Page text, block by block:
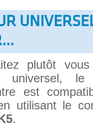
plutôt vous
universel, le
est
utilisant le
.